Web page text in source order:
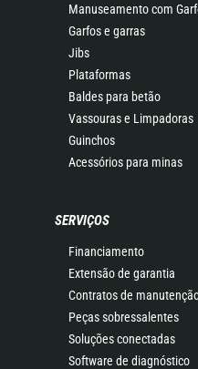
Manuseamento com
Garfos e garras
Jibs
Plataformas
Baldes para betão
Vassouras e Limpadoras
Guinchos
Acessórios para minas
SERVIÇOS
Financiamento
Extensão de garantia
Contratos de
Peças sobressalentes
Soluções conectadas
Software de diagnóstico